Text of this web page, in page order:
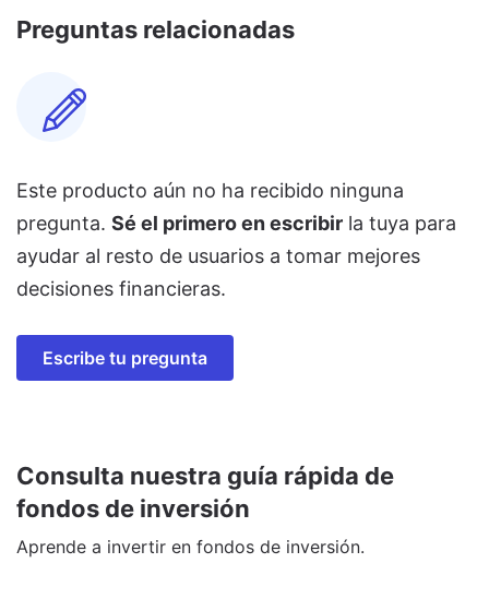
Preguntas relacionadas
Este producto aún no ha recibido ninguna
pregunta. Sé el primero en escribir la tuya para
ayudar al resto de usuarios a tomar mejores
decisiones financieras.
Escribe tu pregunta
Consulta nuestra guía rápida de
fondos de inversión
Aprende a invertir en fondos de inversión.